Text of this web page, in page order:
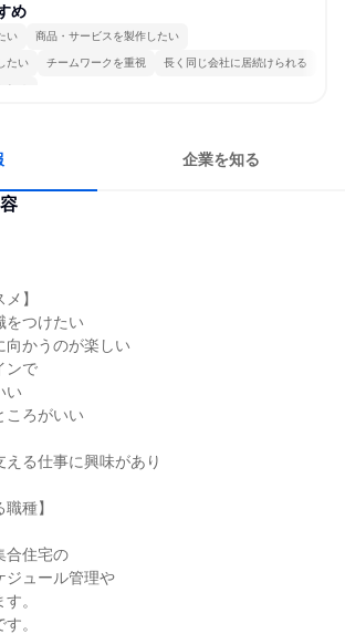
め
い 商品・サービスを製作したい
たい チームワークを重視 長く同じ会社に居続けられる
る
企業を知る
】
をつけたい
向かうのが楽しい
ンで
い
ころがいい
える仕事に興味があり
種】
合住宅の
ジュール管理や
。
。